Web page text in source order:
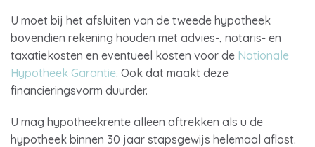
U moet bij het afsluiten van de tweede hypotheek
bovendien rekening houden met advies-, notaris- en
taxatiekosten en eventueel kosten voor de Nationale
Hypotheek Garantie. Ook dat maakt deze
financieringsvorm duurder.
U mag hypotheekrente alleen aftrekken als u de
hypotheek binnen 30 jaar stapsgewijs helemaal aflost.